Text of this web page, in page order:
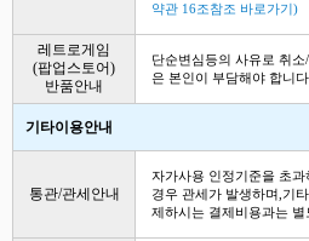
약관 16조참조 바로가기)
레트로게임
(팝업스토어)
반품안내
단순변심등의 사유로 취
은 본인이 부담해야 합니
기타이용안내
통관/관세안내
자가사용 인정기준을 초
경우 관세가 발생하며,기
제하시는 결제비용과는